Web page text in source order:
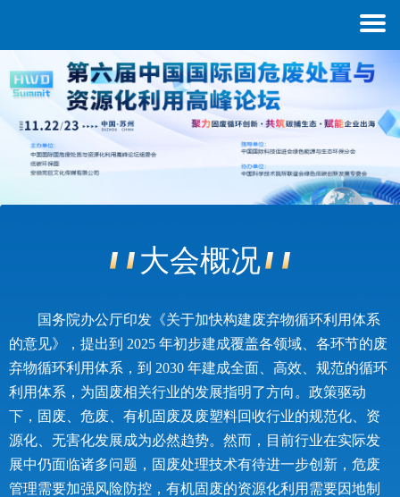
大会概况
国务院办公厅印发《关于加快构建废弃物循环利用体系
的意见》，提出到 2025 年初步建成覆盖各领域、各环节的废
弃物循环利用体系，到 2030 年建成全面、高效、规范的循环
利用体系，为固废相关行业的发展指明了方向。政策驱动
下，固废、危废、有机固废及废塑料回收行业的规范化、资
源化、无害化发展成为必然趋势。然而，目前行业在实际发
展中仍面临诸多问题，固废处理技术有待进一步创新，危废
管理需要加强风险防控，有机固废的资源化利用需要因地制